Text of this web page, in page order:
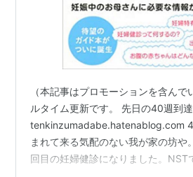
（本記事はプロモーションを含ん
ルタイム更新です。 先日の40週到
tenkinzumadabe.hatenablog.com
まれて来る気配のない我が家の坊や
回目の妊婦健診になりました。NST